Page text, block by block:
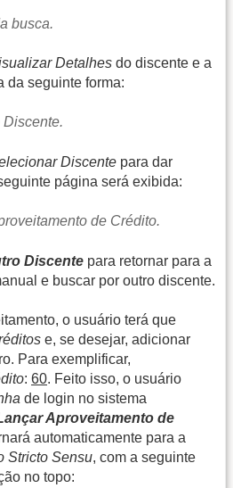
Detalhes do discente e a
da seguinte forma:
Discente para dar
página será exibida:
Discente para retornar para a
e buscar por outro discente.
o usuário terá que
e, se desejar, adicionar
Para exemplificar,
: 60. Feito isso, o usuário
de login no sistema
Aproveitamento de
automaticamente para a
Stricto Sensu, com a seguinte
no topo: